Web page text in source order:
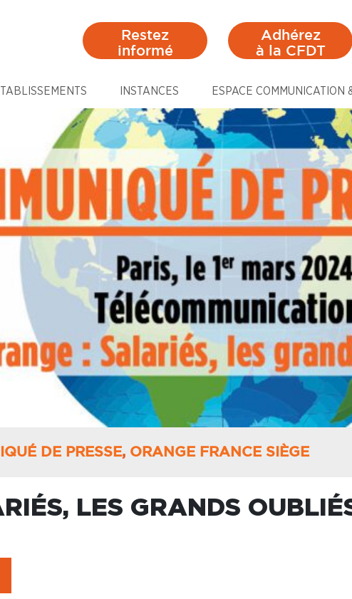
Restez
informé
Adhérez
à la CFDT
INSTANCES ESPACE COMMUNICATION
DE PRESSE, ORANGE FRANCE SIÈGE
LES GRANDS